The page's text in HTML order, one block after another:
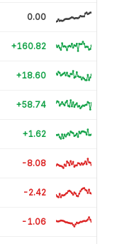
0.00
+160.82
+18.60
+58.74
+1.62
-8.08
-2.42
-1.06